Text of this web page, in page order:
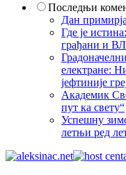
Последњи
Дан
Где је
грађани и
електране:
јефтиније
Академик
пут ка свету“
Успешну
летњи ред